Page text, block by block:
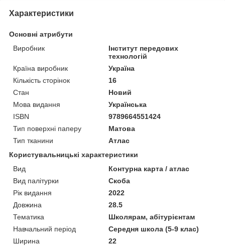
Характеристики
Основні атрибути
Виробник
Інститут передових
технологій
Країна виробник
Україна
Кількість сторінок
16
Стан
Новий
Мова видання
Українська
ISBN
9789664551424
Тип поверхні паперу
Матова
Тип тканини
Атлас
Користувальницькі характеристики
Вид
Контурна карта / атлас
Вид палітурки
Скоба
Рік видання
2022
Довжина
28.5
Тематика
Школярам, абітурієнтам
Навчальний період
Середня школа (5-9 клас)
Ширина
22